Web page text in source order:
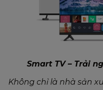
Smart TV – Trải
Không chỉ là nhà sản